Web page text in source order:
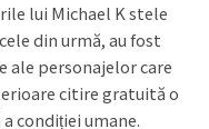
lui Michael K stele
din urmă, au fost
personajelor care
citire gratuită o
condiției umane.